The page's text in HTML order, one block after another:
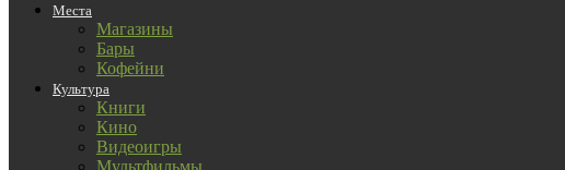
Места
Магазины
Бары
Кофейни
Культура
Книги
Кино
Видеоигры
Мультфильмы